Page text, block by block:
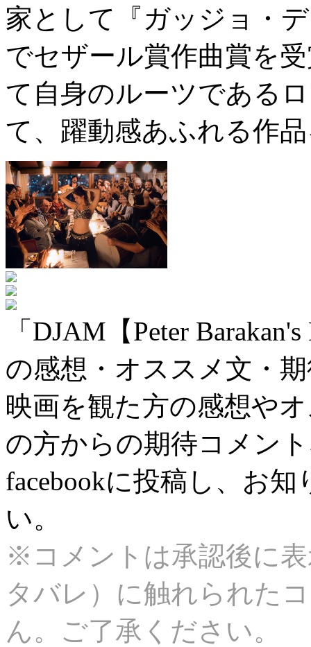
家として『ガッジョ・
でセザール賞作曲賞を
て自身のルーツである
て、躍動感あふれる作
「DJAM【Peter
の感想・オススメ文・
映画を観た方の感想や
の方からの期待コメン
facebookに投稿し、お
い。
※コメントは承認後に
タバレ）に触れられた
ん。ご了承ください。